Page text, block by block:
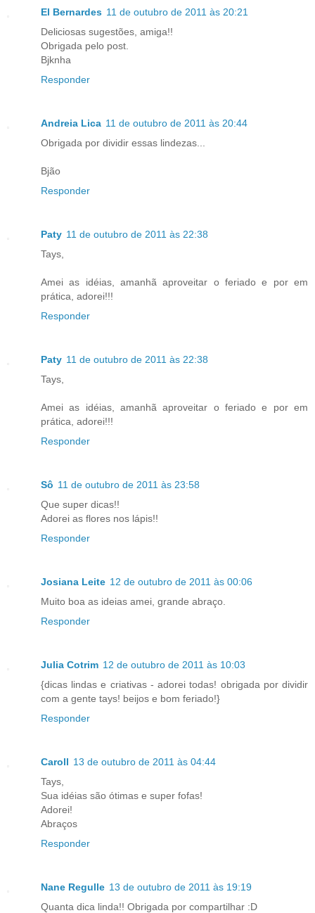
El Bernardes 11 de outubro de 2011 às 20:21
Deliciosas sugestões, amiga!!
Obrigada pelo post.
Bjknha
Responder
Andreia Lica 11 de outubro de 2011 às 20:44
Obrigada por dividir essas lindezas...
Bjão
Responder
Paty 11 de outubro de 2011 às 22:38
Tays,
Amei as idéias, amanhã aproveitar o feriado e por em
prática, adorei!!!
Responder
Paty 11 de outubro de 2011 às 22:38
Tays,
Amei as idéias, amanhã aproveitar o feriado e por em
prática, adorei!!!
Responder
Sô 11 de outubro de 2011 às 23:58
Que super dicas!!
Adorei as flores nos lápis!!
Responder
Josiana Leite 12 de outubro de 2011 às 00:06
Muito boa as ideias amei, grande abraço.
Responder
Julia Cotrim 12 de outubro de 2011 às 10:03
{dicas lindas e criativas - adorei todas! obrigada por dividir
com a gente tays! beijos e bom feriado!}
Responder
Caroll 13 de outubro de 2011 às 04:44
Tays,
Sua idéias são ótimas e super fofas!
Adorei!
Abraços
Responder
Nane Regulle 13 de outubro de 2011 às 19:19
Quanta dica linda!! Obrigada por compartilhar :D